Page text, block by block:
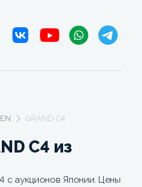
GRAND C4
C4 из
с аукционов Японии. Цены